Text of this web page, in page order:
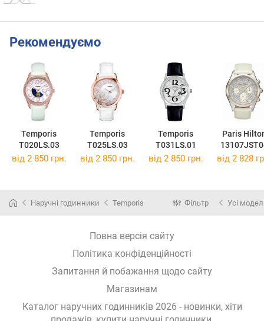
Рекомендуємо
Temporis
T020LS.03
Temporis
T025LS.03
Temporis
T031LS.01
Paris
від 2 850 грн. від 2 850 грн. від 2 850 грн. від 2 828
Наручні годинники Temporis Фільтр Усі
Повна версія сайту
Політика конфіденційності
Запитання й побажання щодо сайту
Магазинам
Каталог наручних годинників 2026 - новинки, хіти